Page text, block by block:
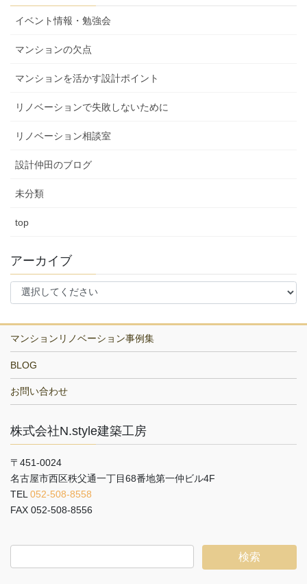
イベント情報・勉強会
マンションの欠点
マンションを活かす設計ポイント
リノベーションで失敗しないために
リノベーション相談室
設計仲田のブログ
未分類
top
アーカイブ
マンションリノベーション事例集
BLOG
お問い合わせ
株式会社N.style建築工房
〒451-0024
名古屋市西区秩父通一丁目68番地第一仲ビル4F
TEL052-508-8558
FAX 052-508-8556